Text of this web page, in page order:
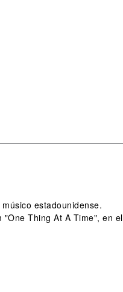
estadounidense.
Thing At A Time", en el